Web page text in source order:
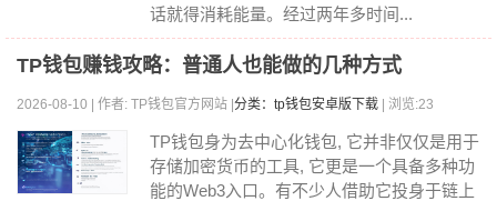
话就得消耗能量。经过两年多时间...
TP钱包赚钱攻略：普通人也能做的几种方式
2026-08-10 | 作者: TP钱包官方网站 | 分类：tp钱包安卓版下载 | 浏览:23
TP钱包身为去中心化钱包, 它并非仅仅是用于
存储加密货币的工具, 它更是一个具备多种功
能的Web3入口。有不少人借助它投身于链上